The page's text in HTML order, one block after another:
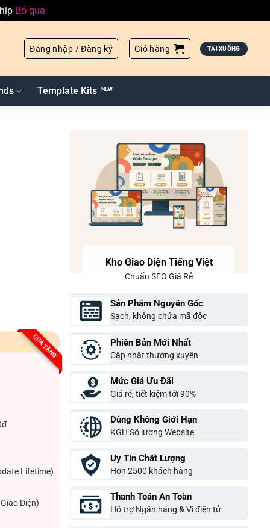
Bỏ qua
Đăng nhập / Đăng ký Giỏ hàng TẢI XUỐNG
Template Kits
QUÀ TẶNG
Lifetime)
Diện)
Kho Giao Diện Tiếng Việt
Chuẩn SEO Giá Rẻ
Sản Phẩm Nguyên Gốc
Sạch, không chứa mã độc
Phiên Bản Mới Nhất
Cập nhật thường xuyên
Mức Giá Ưu Đãi
Giá rẻ, tiết kiệm tới 90%
Dùng Không Giới Hạn
KGH Số lượng Website
Uy Tín Chất Lượng
Hơn 2500 khách hàng
Thanh Toán An Toàn
Hỗ trợ Ngân hàng & Ví điện tử